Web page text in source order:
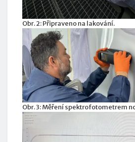
Obr. 2: Připraveno na lakování.
Obr. 3: Měření spektrofotometrem